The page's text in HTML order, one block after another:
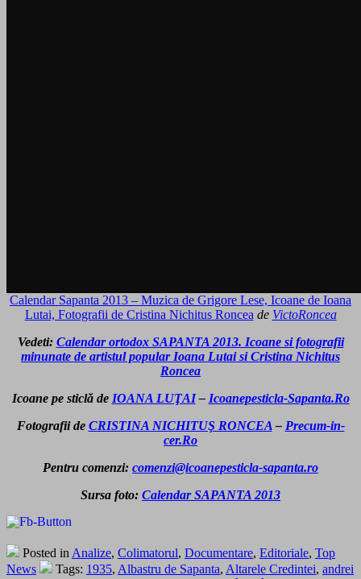
Calendar Sapanta 2013 – Muzica de Grigore Lese, Icoane de Ioana
Lutai, Fotografii de Cristina Nichitus Roncea de VictoRoncea
Vedeti: Calendar ortodox SAPANTA 2013. Icoane si fotografii
minunate de artistul popular Ioana Lutai si Cristina Nichitus
Roncea
Icoane pe sticlă de IOANA LUŢAI– Icoanepesticla-Sapanta.Ro
Fotografii de CRISTINA NICHITUŞ RONCEA – Precum-in-
cer.Ro
Pentru comenzi: comenzi@icoanepesticla-sapanta.ro
Sursa foto: Calendar SAPANTA 2013
Posted in Analize, Colimatorul, Documentare, Editoriale, Top
News
Tags: 1935, Albastru de Sapanta, Altarele Credintei, andrei